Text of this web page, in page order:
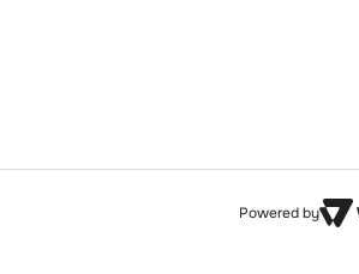
Powered by